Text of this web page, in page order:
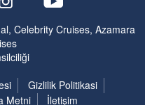
Celebrity Cruises, Azamara
Gizlilik Politikasi
Metni
İletişim